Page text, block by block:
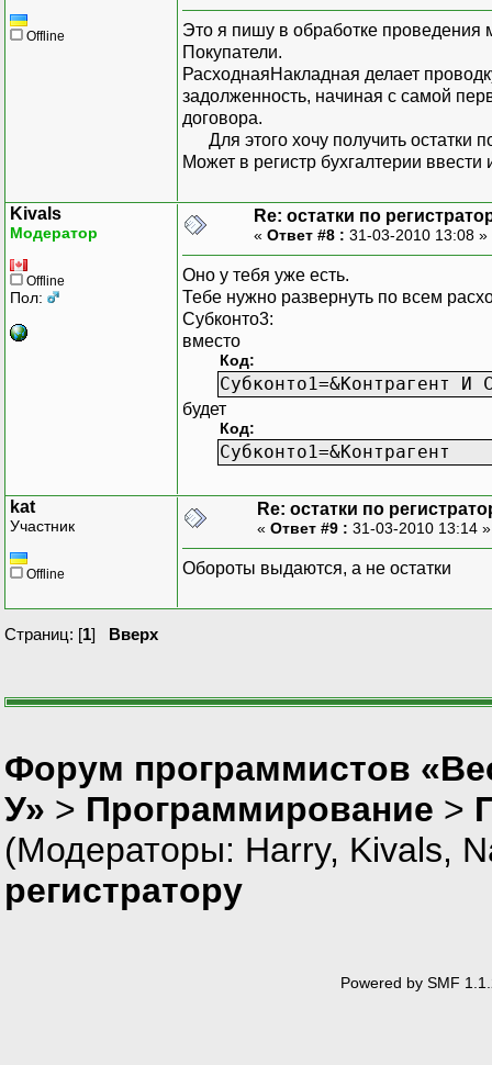
Offline
Это я пишу в обработке проведения
Покупатели.
РасходнаяНакладная делает
задолженность, начиная с самой
договора.
Для этого хочу получить остатки
Может в регистр бухгалтерии
Kivals
Модератор
Offline
Пол:
Re: остатки по
« Ответ #8 : 31-03-2010 13:08 »
Оно у тебя уже есть.
Тебе нужно развернуть по всем
Субконто3:
вместо
Код:
Субконто1=&Контрагент И
будет
Код:
Субконто1=&Контрагент
kat
Участник
Offline
Re: остатки по
« Ответ #9 : 31-03-2010 13:14
Обороты выдаются, а не остатки
Страниц: [1] Вверх
Форум программистов
У» > Программирование >
(Модераторы: Harry, Kivals,
регистратору
Powered by SMF